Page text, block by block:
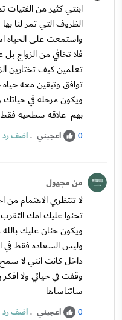
ابنتي كثير من
الظروف التي تمر لنا
واستمعت على الحياه
فلا تخافي من الزواج
تعلمين كيف تختارين
توافق وتبقين معه
ويكون مرحله في
بهم علاقه سطحيه فقط
0 اعجبني .اضف رد
من مجهول
لا تنتظري الاهتمام
تحنوا عليك امك
ويكون حنان عليك
وليس السعاده فقط في
داخل كانت انني لا سمح
وقفت في حياتي ولا
ساتناساها
0 اعجبني .اضف رد